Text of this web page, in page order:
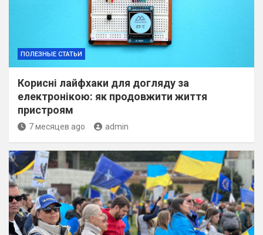
ПОЛЕЗНЫЕ СТАТЬИ
Корисні лайфхаки для догляду за
електронікою: як продовжити життя
пристроям
7 месяцев ago admin